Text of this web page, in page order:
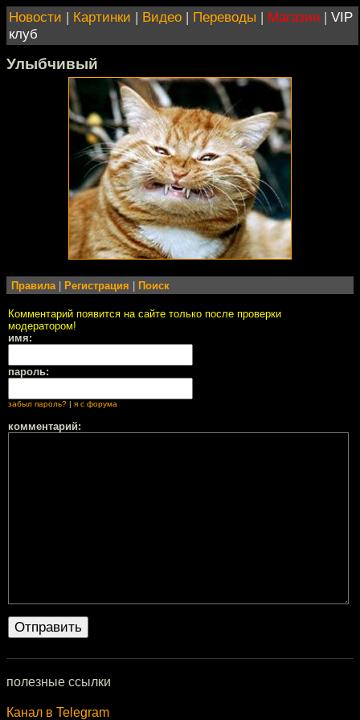
Новости | Картинки | Видео | Переводы | Магазин | VIP
клуб
Улыбчивый
Правила Регистрация Поиск
Комментарий появится на сайте только после проверки
модератором!
имя:
пароль:
забыл пароль? | я с форума
комментарий:
полезные ссылки
Канал в Telegram